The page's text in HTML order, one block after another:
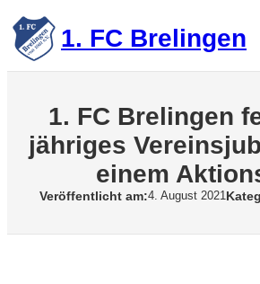
Zum
Inhalt
springen 1. FC Brelingen
1. FC Brelingen
jähriges
einem
Veröffentlicht am:4. August 2021